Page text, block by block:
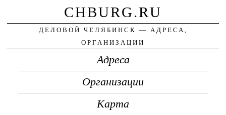
CHBURG.RU
ДЕЛОВОЙ ЧЕЛЯБИНСК — АДРЕСА,
ОРГАНИЗАЦИИ
Адреса
Организации
Карта